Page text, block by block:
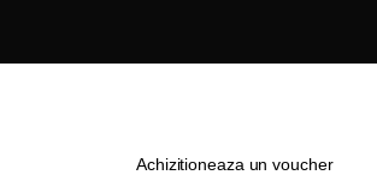
Achizitioneaza un voucher